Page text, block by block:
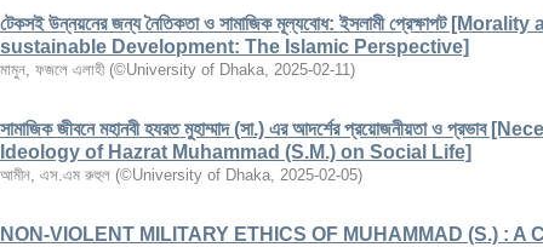
টেকসই উন্নয়নের জন্য নৈতিকতা ও সামাজিক মূল্যবোধ: ইসলামী প্রেক্ষাপট
sustainable Development: The Islamic Perspective]
মামুন, ফজলে এলাহী (©University of Dhaka, 2025-02-11)
সামাজিক জীবনে মহানবী হযরত মুহাম্মাদ (সা.) এর আদর্শের প্রয়োজনীয়তা ও
Ideology of Hazrat Muhammad (S.M.) on Social Life]
আমীন, এস.এম রুহুল (©University of Dhaka, 2025-02-05)
NON-VIOLENT MILITARY ETHICS OF MUHAMMAD (S.) : A